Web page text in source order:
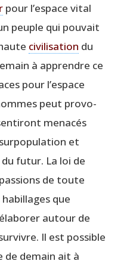
pour l’espace vital
peuple qui pou­vait
civi­li­sa­tion du
à apprendre ce
pour l’espace
peut pro­vo­
mena­cés
et
futur. La loi de
de toute
que
autour de
Il est pos­sible
de demain ait à